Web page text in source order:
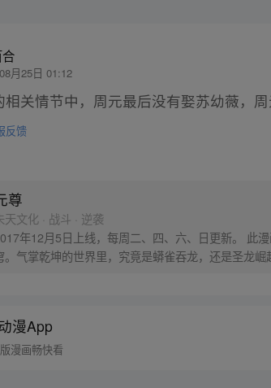
月25日 01:12
相关情节中，周元最后没有娶苏幼薇，周
反馈
尊
天文化 · 战斗 · 逆袭
年12月5日上线，每周二、四、六、日更新。 此
。气掌乾坤的世界里，究竟是蟒雀吞龙，还是圣龙崛
漫App
漫画畅快看